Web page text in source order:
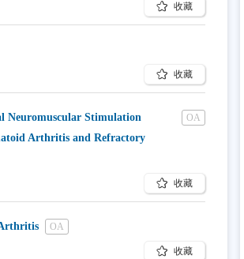
收藏
收藏
Neuromuscular Stimulation
Arthritis and Refractory
OA
收藏
OA
收藏